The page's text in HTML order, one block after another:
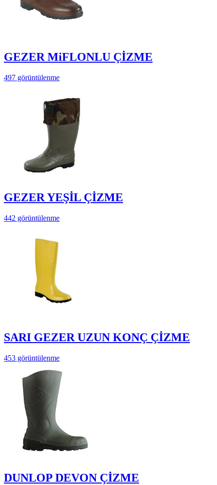
GEZER MiFLONLU ÇİZME
497 görüntülenme
GEZER YEŞİL ÇİZME
442 görüntülenme
SARI GEZER UZUN KONÇ ÇİZME
453 görüntülenme
DUNLOP DEVON ÇİZME